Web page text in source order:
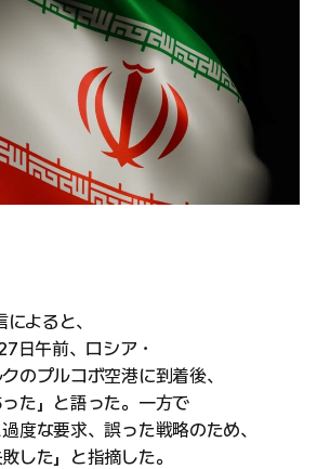
よると、
日午前、ロシア・
のプルコボ空港に到着後、
った」と語った。一方で
度な要求、誤った戦略のため、
した」と指摘した。